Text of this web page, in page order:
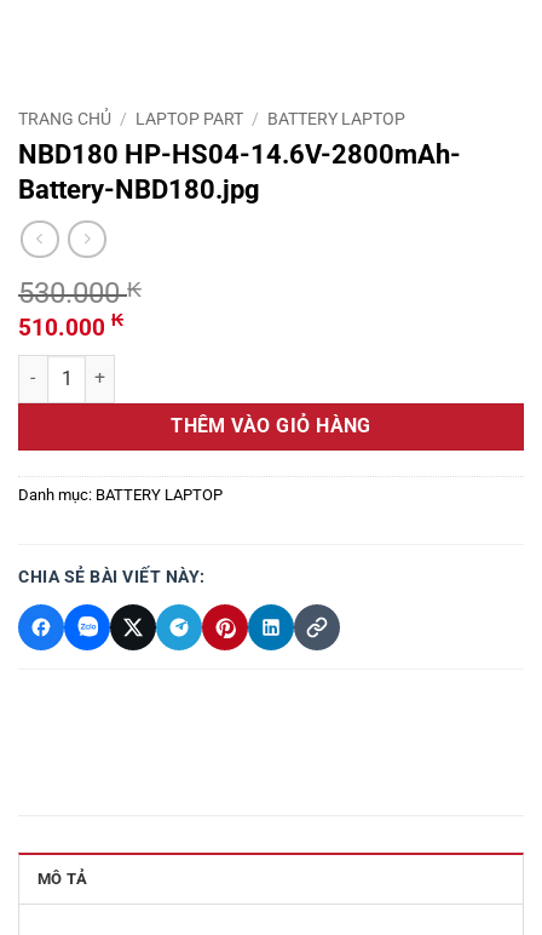
TRANG CHỦ / LAPTOP PART / BATTERY LAPTOP
NBD180 HP-HS04-14.6V-2800mAh-
Battery-NBD180.jpg
530.000₭
Giá
gốc
là:
530.000 ₭.
510.000 ₭Giá
là:
510.000 ₭.
NBD180 HP-HS04-14.6V-2800mAh-Battery-NBD180.jpg số lượng
THÊM VÀO GIỎ HÀNG
Danh mục: BATTERY LAPTOP
CHIA SẺ BÀI VIẾT NÀY:
MÔ TẢ